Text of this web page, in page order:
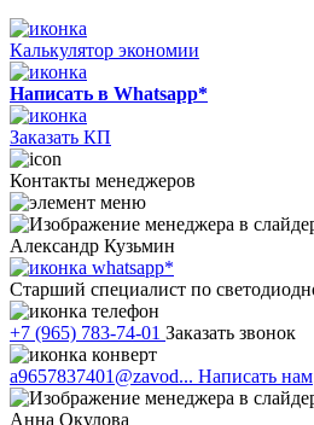
Калькулятор экономии
Написать в Whatsapp*
Заказать КП
Контакты менеджеров
Александр Кузьмин
Старший специалист по
+7 (965) 783-74-01 Заказать звонок
a9657837401@zavod... Написать нам
Анна Окулова